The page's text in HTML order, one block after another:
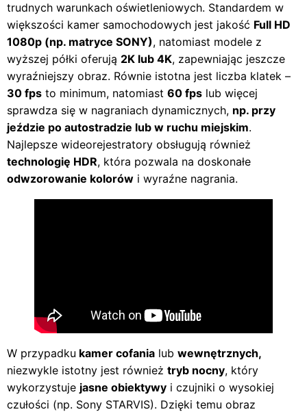
trudnych warunkach oświetleniowych. Standardem w
większości kamer samochodowych jest jakość Full HD
1080p (np. matryce SONY), natomiast modele z
wyższej półki oferują 2K lub 4K, zapewniając jeszcze
wyraźniejszy obraz. Równie istotna jest liczba klatek –
30 fps to minimum, natomiast 60 fps lub więcej
sprawdza się w nagraniach dynamicznych, np. przy
jeździe po autostradzie lub w ruchu miejskim.
Najlepsze wideorejestratory obsługują również
technologię HDR, która pozwala na doskonałe
odwzorowanie kolorów i wyraźne nagrania.
W przypadku kamer cofania lub wewnętrznych,
niezwykle istotny jest również tryb nocny, który
wykorzystuje jasne obiektywy i czujniki o wysokiej
czułości (np. Sony STARVIS). Dzięki temu obraz